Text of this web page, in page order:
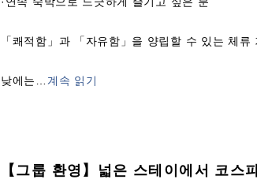
「쾌적함」과 「자유함」을 양립할 수 있는 체류
낮에는 계속 읽기
【그룹 환영】넓은 스테이에서 코스